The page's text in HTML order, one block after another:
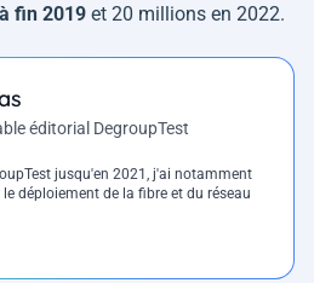
fin 2019 et 20 millions en 2022.
éditorial DegroupTest
jusqu'en 2021, j'ai notamment
déploiement de la fibre et du réseau